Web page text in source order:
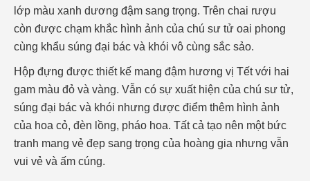
lớp màu xanh dương đậm sang trọng. Trên chai rượu
còn được chạm khắc hình ảnh của chú sư tử oai phong
cùng khẩu súng đại bác và khói vô cùng sắc sảo.
Hộp đựng được thiết kế mang đậm hương vị Tết với hai
gam màu đỏ và vàng. Vẫn có sự xuất hiện của chú sư tử,
súng đại bác và khói nhưng được điểm thêm hình ảnh
của hoa cỏ, đèn lồng, pháo hoa. Tất cả tạo nên một bức
tranh mang vẻ đẹp sang trọng của hoàng gia nhưng vẫn
vui vẻ và ấm cúng.